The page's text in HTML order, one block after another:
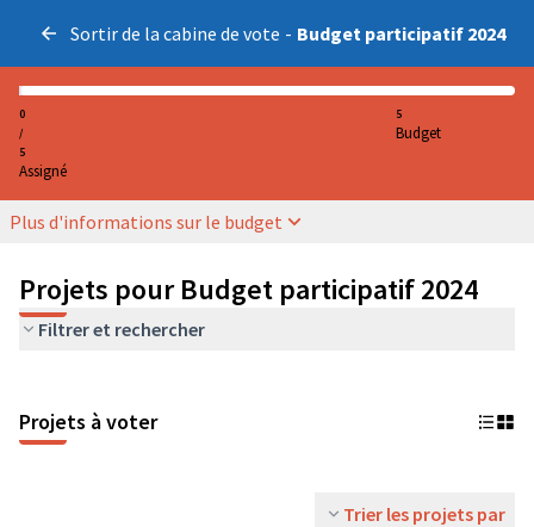
Sortir de la cabine de vote - Budget participatif 2024
0
/
5
Assigné
5
Budget
Plus d'informations sur le budget
Projets pour Budget participatif 2024
Filtrer et rechercher
Projets à voter
Trier les projets par